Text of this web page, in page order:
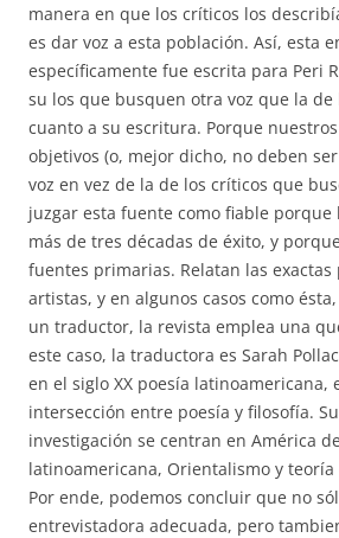
manera en que los críticos los
es dar voz a esta población. Así, esta
específicamente fue escrita para Peri
su los que busquen otra voz que la de
cuanto a su escritura. Porque
objetivos (o, mejor dicho, no deben
voz en vez de la de los críticos que
juzgar esta fuente como fiable porque
más de tres décadas de éxito, y
fuentes primarias. Relatan las exactas
artistas, y en algunos casos como
un traductor, la revista emplea una
este caso, la traductora es Sarah
en el siglo XX poesía latinoamericana,
intersección entre poesía y filosofía.
investigación se centran en América
latinoamericana, Orientalismo y
Por ende, podemos concluir que no
entrevistadora adecuada, pero